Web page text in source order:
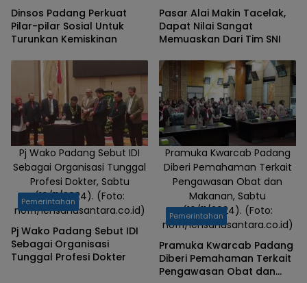
Dinsos Padang Perkuat
Pilar-pilar Sosial Untuk
Turunkan Kemiskinan
Pasar Alai Makin Tacelak,
Dapat Nilai Sangat
Memuaskan Dari Tim SNI
Pj Wako Padang Sebut IDI
Sebagai Organisasi Tunggal
Profesi Dokter, Sabtu
(16/11/2024). (Foto:
nofri/lensanusantara.co.id)
Pemerintahan
Pj Wako Padang Sebut IDI
Sebagai Organisasi
Tunggal Profesi Dokter
Pramuka Kwarcab Padang
Diberi Pemahaman Terkait
Pengawasan Obat dan
Makanan, Sabtu
(16/11/2024). (Foto:
nofri/lensanusantara.co.id)
Pemerintahan
Pramuka Kwarcab Padang
Diberi Pemahaman Terkait
Pengawasan Obat dan